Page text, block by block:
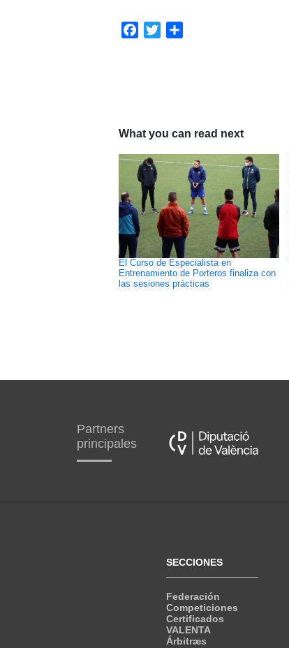
Facebook
Twitter
What you can read next
El Curso de Especialista en
Entrenamiento de Porteros finaliza con
las sesiones prácticas
Partners
principales
SECCIONES
Federación
Competiciones
Certificados
VALENTA
Árbitræs